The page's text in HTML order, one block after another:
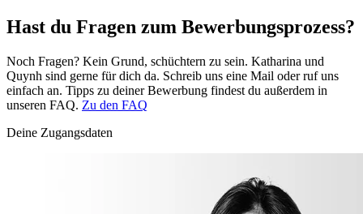
Hast du Fragen zum Bewerbungsprozess?
Noch Fragen? Kein Grund, schüchtern zu sein. Katharina und
Quynh sind gerne für dich da. Schreib uns eine Mail oder ruf uns
einfach an. Tipps zu deiner Bewerbung findest du außerdem in
unseren FAQ. Zu den FAQ
Deine Zugangsdaten